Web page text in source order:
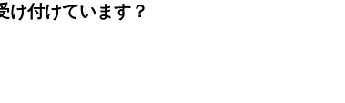
け付けています？